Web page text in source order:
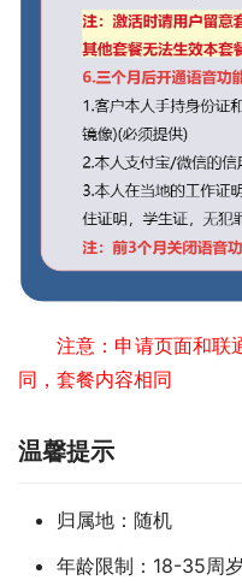
注意：申请页面和联
同，套餐内容相同
温馨提示
归属地：随机
年龄限制：18-35周岁